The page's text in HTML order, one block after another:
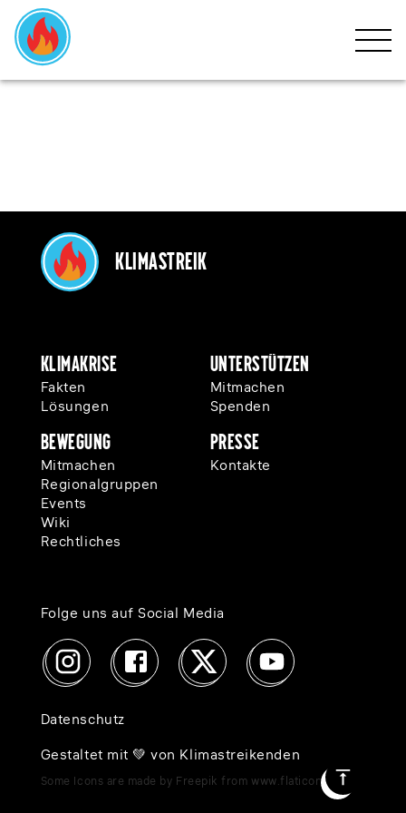
MITMACHEN
EVENTS
SPENDEN
Klimastreik
Klimakrise
Fakten
Lösungen
Unterstützen
Mitmachen
Spenden
Bewegung
Mitmachen
Regionalgruppen
Events
Wiki
Rechtliches
Presse
Kontakte
Folge uns auf Social Media
Datenschutz
Gestaltet mit 💚 von Klimastreikenden
Some Icons are made by Freepik from www.flaticon.com